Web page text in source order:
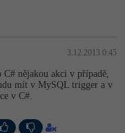
3.12.2013 0:45
C# nějakou akci v případě,
mít v MySQL trigger a v
v C#.